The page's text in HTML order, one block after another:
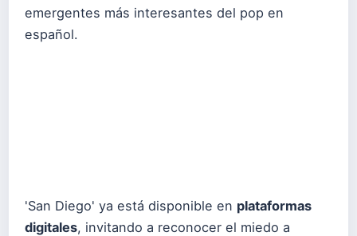
emergentes más interesantes del pop en
español.
'San Diego' ya está disponible en plataformas
digitales, invitando a reconocer el miedo a